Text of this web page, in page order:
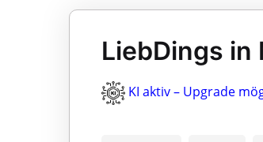
LiebDings in
KI aktiv – Upgrade